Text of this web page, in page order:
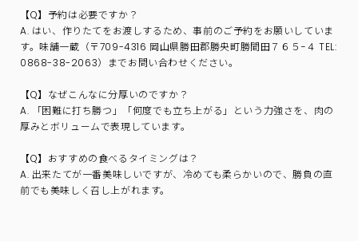
【Q】予約は必要ですか？
A. はい、作りたてをお渡しするため、事前のご予約をお願いしていま
す。味舗一蔵（〒709-4316 岡山県勝田郡勝央町勝間田７６５−４ TEL:
0868-38-2063）までお問い合わせください。
【Q】なぜこんなに分厚いのですか？
A. 「困難に打ち勝つ」「何度でも立ち上がる」という力強さを、肉の
厚みとボリュームで表現しています。
【Q】おすすめの食べるタイミングは？
A. 出来たてが一番美味しいですが、冷めても柔らかいので、勝負の直
前でも美味しく召し上がれます。